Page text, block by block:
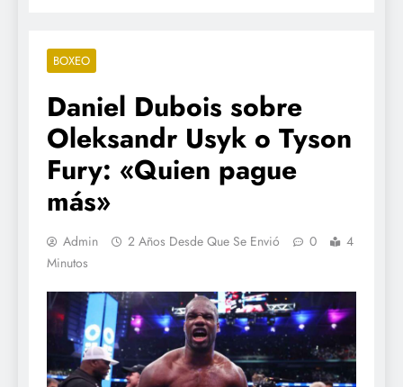
BOXEO
Daniel Dubois sobre
Oleksandr Usyk o Tyson
Fury: «Quien pague
más»
Admin 2 Años Desde Que Se Envió 0
4
Minutos